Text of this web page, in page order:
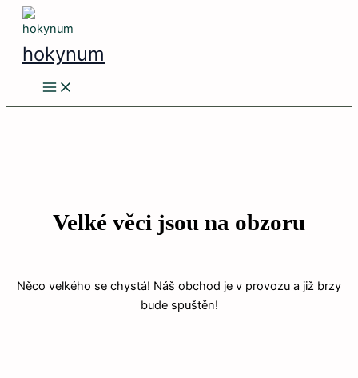
Přeskočit
obsah
hokynum
Velké věci jsou na obzoru
Něco velkého se chystá! Náš obchod je v provozu a již brzy
bude spuštěn!